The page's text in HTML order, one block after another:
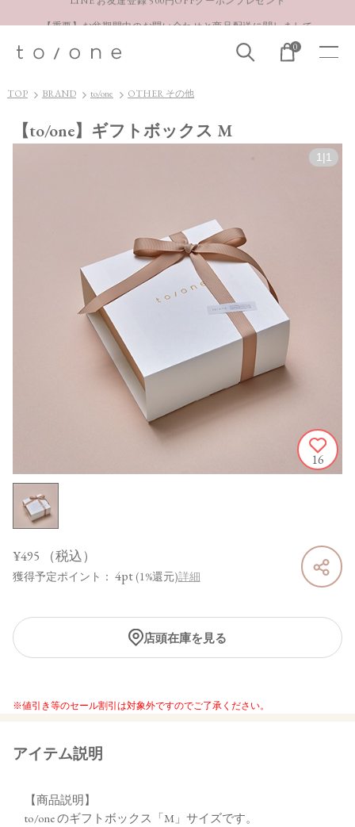
お得な定期購入コースはこちら 0
TOP BRAND to/one OTHER その他
【to/one】ギフトボックス M
1 | 1
16
¥495 （税込）
獲得予定ポイント： 4pt (1%還元)詳細
店頭在庫を見る
※値引き等のセール割引は対象外ですのでご了承ください。
アイテム説明
【商品説明】
to/one のギフトボックス「M」サイズです。